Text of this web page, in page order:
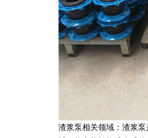
渣浆泵相关领域：渣浆